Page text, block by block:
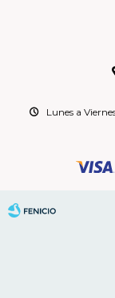
Lunes a